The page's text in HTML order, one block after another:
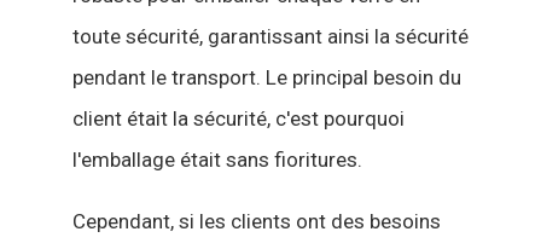
toute sécurité, garantissant ainsi la sécurité
pendant le transport. Le principal besoin du
client était la sécurité, c'est pourquoi
l'emballage était sans fioritures.
Cependant, si les clients ont des besoins